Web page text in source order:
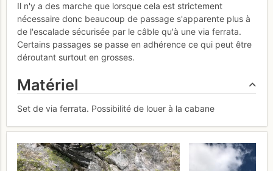
Il n'y a des marche que lorsque cela est strictement
nécessaire donc beaucoup de passage s'apparente plus à
de l'escalade sécurisée par le câble qu'à une via ferrata.
Certains passages se passe en adhérence ce qui peut être
déroutant surtout en grosses.
Matériel
Set de via ferrata. Possibilité de louer à la cabane